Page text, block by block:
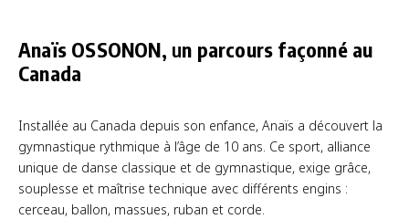
Anaïs OSSONON, un parcours façonné au
Canada
Installée au Canada depuis son enfance, Anaïs a découvert la
gymnastique rythmique à l’âge de 10 ans. Ce sport, alliance
unique de danse classique et de gymnastique, exige grâce,
souplesse et maîtrise technique avec différents engins :
cerceau, ballon, massues, ruban et corde.